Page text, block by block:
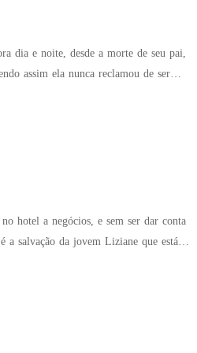
dia e noite, desde a morte de seu pai,
assim ela nunca reclamou de ser
isso comprou tudo que encontrou na
a jovem Eveline, afinal ela o deixou
iminente atrevida foi o estopim que
com a casa para assim dar vazão à
hotel a negócios, e sem ser dar conta
a salvação da jovem Liziane que está
Itália na Sicília, onde uma descoberta irá
e o belo italiano terá bastante trabalho